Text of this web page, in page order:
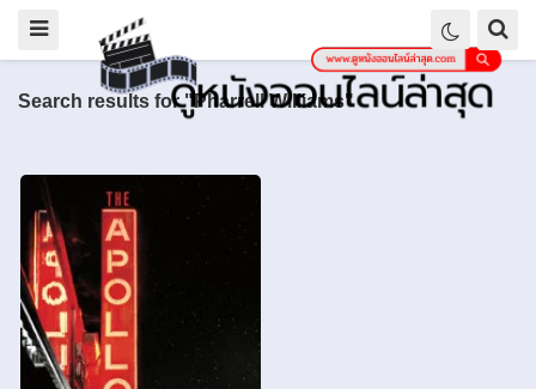
Search results for "Pharrell Williams"